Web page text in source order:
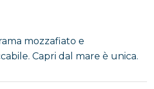
mozzafiato e
Capri dal mare è unica.